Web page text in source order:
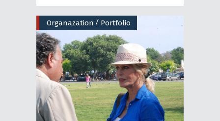
Organazation / Portfolio